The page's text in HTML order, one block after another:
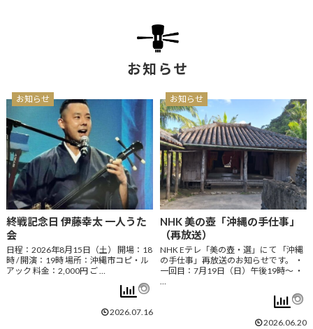
お知らせ
お知らせ
終戦記念日 伊藤幸太 一人うた
会
日程：2026年8月15日（土） 開場：18
時 / 開演：19時 場所：沖縄市コピ・ル
アック 料金：2,000円 ご …
2026.07.16
お知らせ
NHK 美の壺「沖縄の手仕事」
（再放送）
NHK Eテレ「美の壺・選」にて 「沖縄
の手仕事」再放送のお知らせです。 ・
一回目：7月19日（日）午後19時～ ・
2026.06.20